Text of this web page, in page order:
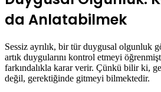
da Anlatabilmek
Sessiz ayrılık, bir tür duygusal olgunluk
artık duygularını kontrol etmeyi
farkındalıkla karar verir. Çünkü bilir ki,
değil, gerektiğinde gitmeyi bilmektedir.